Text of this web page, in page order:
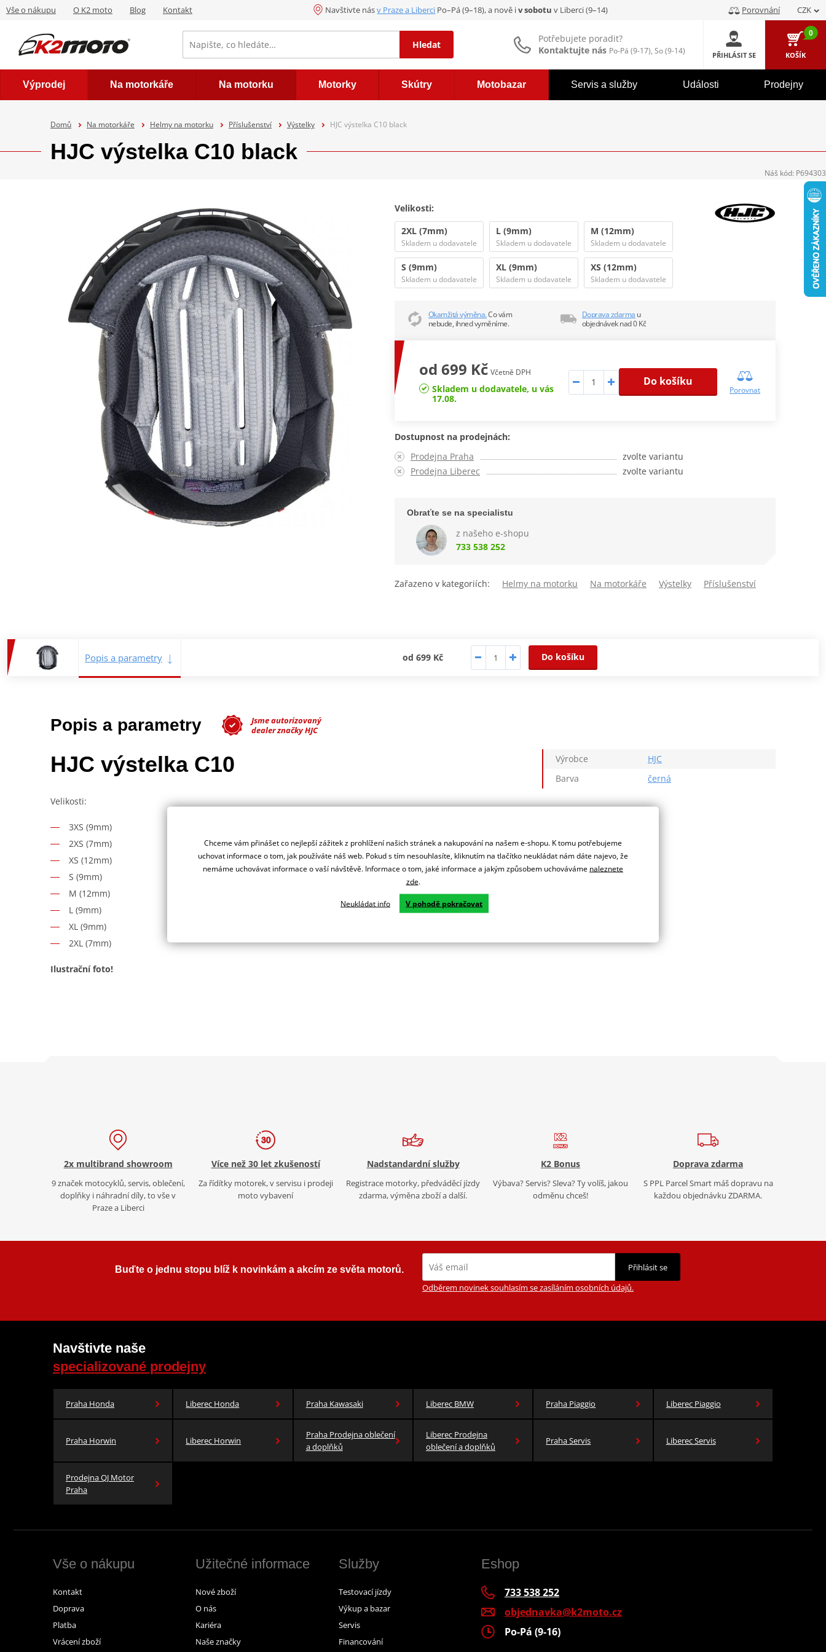
Vše o nákupu O K2 moto Blog Kontakt Navštivte násv Praze a Liberci Po–Pá (9–18), a nově iv sobotu v Liberci (9–14) Porovnání CZK
Hledat
Potřebujete poradit?
Kontaktujte nás Po-Pá (9-17), So (9-14) PŘIHLÁSIT SE
0
KOŠÍK
Výprodej Na motorkáře Na motorku Motorky Skútry Motobazar Servis a služby Události Prodejny
Domů Na motorkáře Helmy na motorku Příslušenství Výstelky HJC výstelka C10 black
HJC výstelka C10 black
Velikosti:
2XL (7mm)
Skladem u dodavatele
L (9mm)
Skladem u dodavatele
M (12mm)
Skladem u dodavatele
S (9mm)
Skladem u dodavatele
XL (9mm)
Skladem u dodavatele
XS (12mm)
Skladem u dodavatele
Okamžitá výměna.Co vám
nebude, ihned vyměníme.
Doprava zdarma u
objednávek nad 0 Kč
od 699 Kč Včetně DPH
Skladem u dodavatele, u vás
17.08.
Do košíku
Porovnat
Dostupnost na prodejnách:
Prodejna Praha
zvolte variantu
Prodejna Liberec
zvolte variantu
Obraťte se na specialistu
z našeho e-shopu
733 538 252
Zařazeno v kategoriích: Helmy na motorku Na motorkáře Výstelky Příslušenství
Popis a parametry od 699 Kč Do košíku
Popis a parametry
Jsme autorizovaný
dealer značky HJC
HJC výstelka C10
Velikosti:
3XS (9mm)
2XS (7mm)
XS (12mm)
S (9mm)
M (12mm)
L (9mm)
XL (9mm)
2XL (7mm)
Ilustrační foto!
Výrobce
HJC
Barva
černá
Náš kód: P694303
2x multibrand showroom
9 značek motocyklů, servis, oblečení,
doplňky i náhradní díly, to vše v
Praze a Liberci
Více než 30 let zkušeností
Za řídítky motorek, v servisu i prodeji
moto vybavení
Nadstandardní služby
Registrace motorky, předváděcí jízdy
zdarma, výměna zboží a další.
K2 Bonus
Výbava? Servis? Sleva? Ty volíš, jakou
odměnu chceš!
Doprava zdarma
S PPL Parcel Smart máš dopravu na
každou objednávku ZDARMA.
Buďte o jednu stopu blíž k novinkám a akcím ze světa motorů.
Přihlásit se
Odběrem novinek souhlasím se zasíláním osobních údajů.
Navštivte naše
specializované prodejny
Praha Honda Liberec Honda Praha Kawasaki Liberec BMW Praha Piaggio Liberec Piaggio
Praha Horwin Liberec Horwin
Praha Prodejna oblečení
a doplňků
Liberec Prodejna
oblečení a doplňků
Praha Servis Liberec Servis
Prodejna QJ Motor
Praha
Vše o nákupu
Kontakt
Doprava
Platba
Vrácení zboží
Užitečné informace
Nové zboží
O nás
Kariéra
Naše značky
Služby
Testovací jízdy
Výkup a bazar
Servis
Financování
Eshop
733 538 252
objednavka@k2moto.cz
Po-Pá (9-16)
Chceme vám přinášet co nejlepší zážitek z prohlížení našich stránek a nakupování na našem e-shopu. K tomu potřebujeme
uchovat informace o tom, jak používáte náš web. Pokud s tím nesouhlasíte, kliknutím na tlačítko neukládat nám dáte najevo, že
nemáme uchovávat informace o vaší návštěvě. Informace o tom, jaké informace a jakým způsobem uchováváme naleznete
zde.
Neukládat info V pohodě pokračovat